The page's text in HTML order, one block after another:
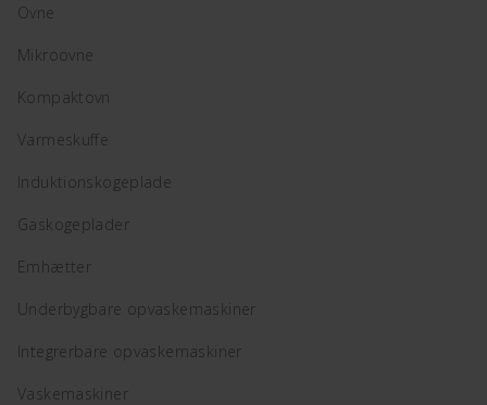
Ovne
Mikroovne
Kompaktovn
Varmeskuffe
Induktionskogeplade
Gaskogeplader
Emhætter
Underbygbare opvaskemaskiner
Integrerbare opvaskemaskiner
Vaskemaskiner